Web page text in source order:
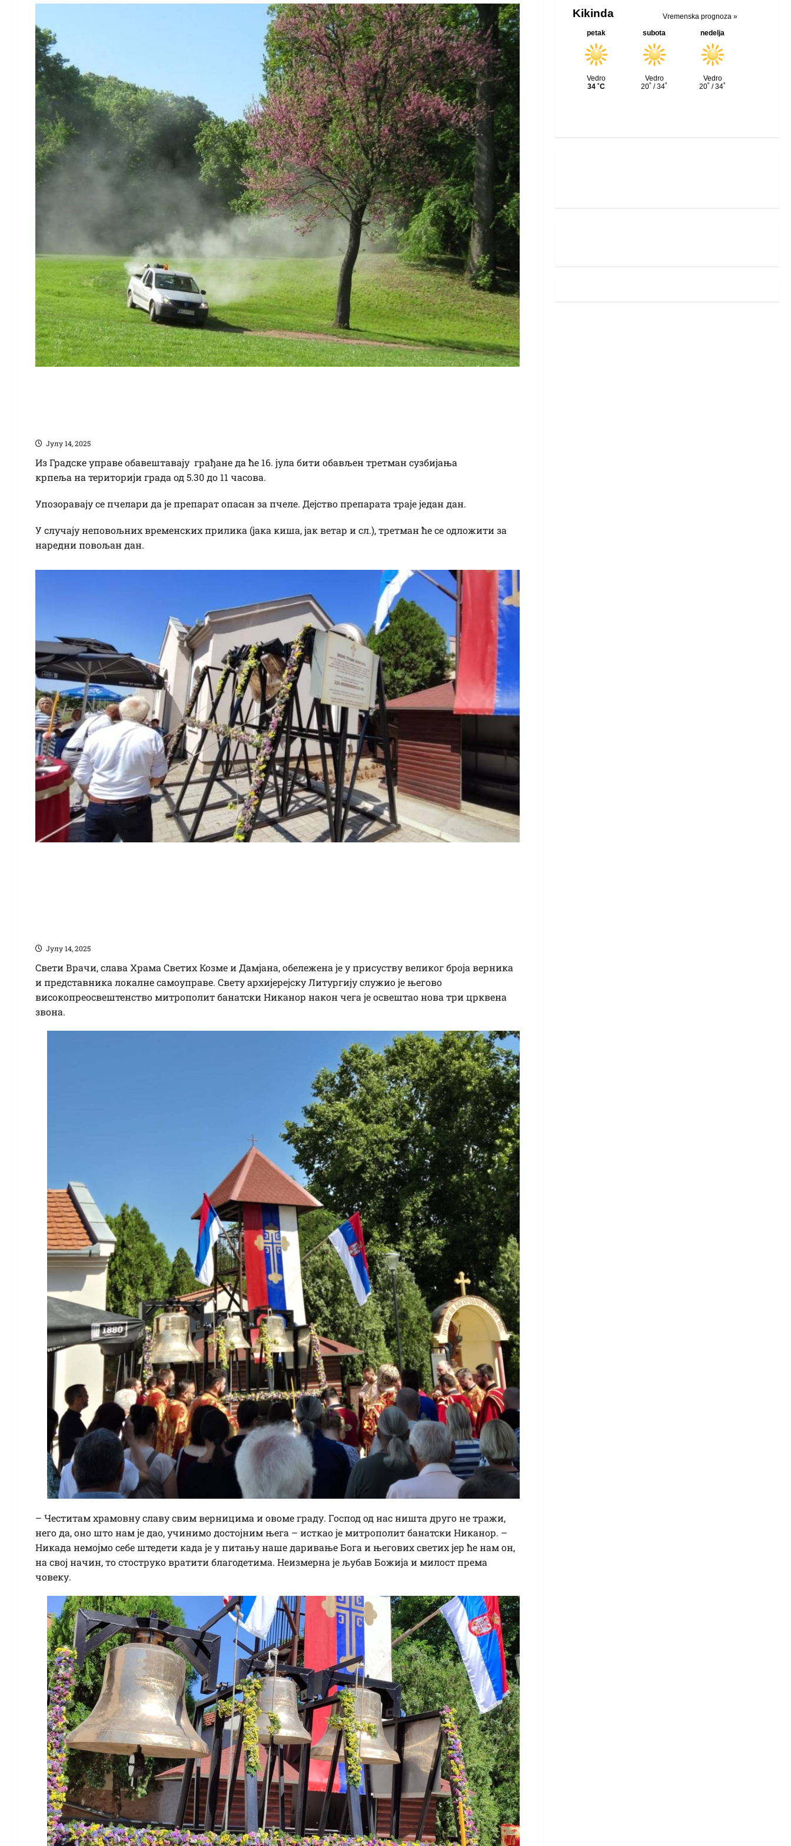
Јулy 14, 2025
Из Градске управе обавештавају грађане да ће 16. јула бити обављен третман сузбијања
крпеља на територији града од 5.30 до 11 часова.
Упозоравају се пчелари да је препарат опасан за пчеле. Дејство препарата траје један дан.
У случају неповољних временских прилика (јака киша, јак ветар и сл.), третман ће се одложити за
наредни повољан дан.
Јулy 14, 2025
Свети Врачи, слава Храма Светих Козме и Дамјана, обележена је у присуству великог броја верника
и представника локалне самоуправе. Свету архијерејску Литургију служио је његово
високопреосвештенство митрополит банатски Никанор након чега је освештао нова три црквена
звона.
– Честитам храмовну славу свим верницима и овоме граду. Господ од нас ништа друго не тражи,
него да, оно што нам је дао, учинимо достојним њега – исткао је митрополит банатски Никанор. –
Никада немојмо себе штедети када је у питању наше даривање Бога и његових светих јер ће нам он,
на свој начин, то стоструко вратити благодетима. Неизмерна је љубав Божија и милост према
човеку.